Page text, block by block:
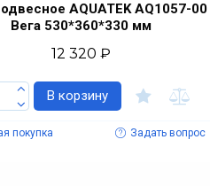
AQUATEK AQ1057-00
Вега 530*360*330 мм
12 320 ₽
В корзину
покупка Задать вопрос